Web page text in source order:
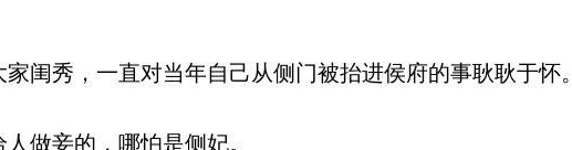
闺秀，一直对当年自己从侧门被抬进侯府的事耿耿于怀。
做妾的，哪怕是侧妃。